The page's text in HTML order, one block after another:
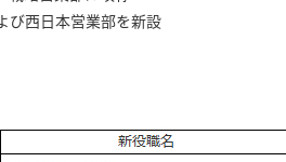
び西日本営業部を新設